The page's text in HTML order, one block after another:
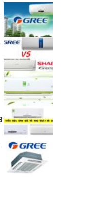
điều hòa này